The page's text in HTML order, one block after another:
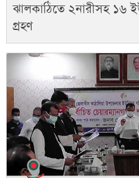
ঝালকাঠিতে ২নারীসহ ১৬
গ্রহণ